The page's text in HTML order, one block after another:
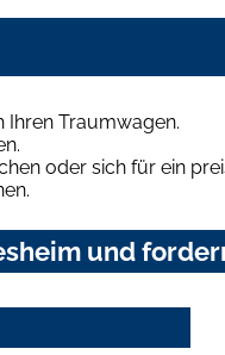
Ihren Traumwagen.
oder sich für ein
und